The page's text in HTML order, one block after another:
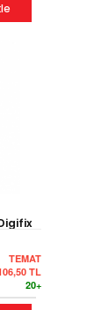
TEMAT
TL
20+